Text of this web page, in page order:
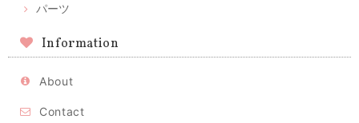
パーツ
Information
About
Contact